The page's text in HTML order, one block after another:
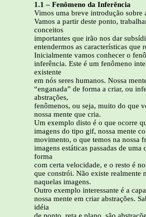
1.1 – Fenômeno da Inferência
Vimos uma breve introdução sobre
Vamos a partir deste ponto,
conceitos
importantes que irão nos dar
entendermos as características que
Inicialmente vamos conhecer o
inferência. Este é um fenômeno
existente
em nós seres humanos. Nossa
“enganada” de forma a criar, ou
abstrações,
fenômenos, ou seja, muito do que
nossa mente que cria.
Um exemplo disto é o que ocorre
imagens do tipo gif, nossa mente
movimento, o que temos na nossa
imagens estáticas passadas de uma
forma
com certa velocidade, e o resto é
que constrói. Não existe realmente
naquelas imagens.
Outro exemplo interessante é a
nossa mente em criar abstrações.
idéia